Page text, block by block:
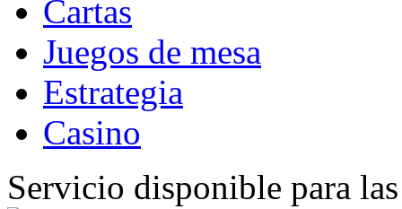
Cartas
Juegos de mesa
Estrategia
Casino
Servicio disponible para